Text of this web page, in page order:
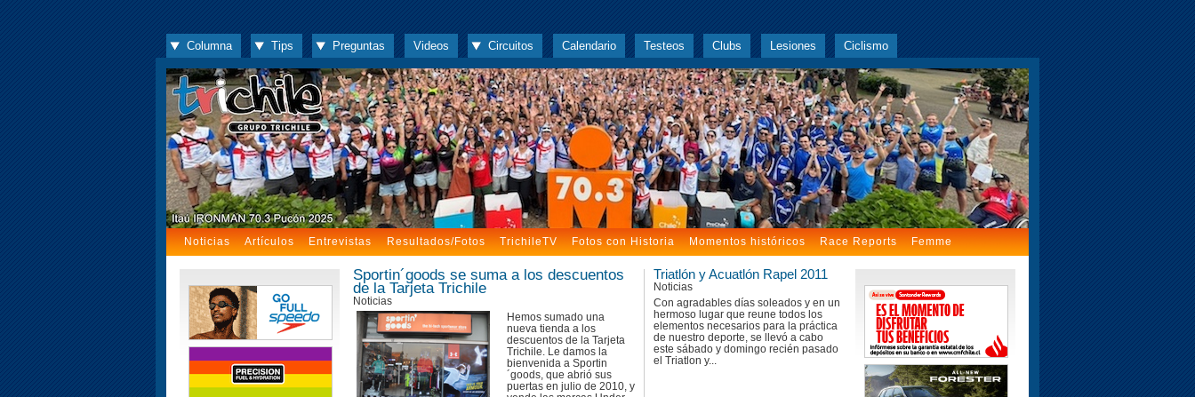
Columna Tips Preguntas Videos Circuitos Calendario Testeos Clubs Lesiones Ciclismo
Noticias Artículos Entrevistas Resultados/Fotos TrichileTV Fotos con Historia Momentos históricos Race Reports Femme
Triatlón y Acuatlón Rapel 2011
Noticias
Con agradables días soleados y en un
hermoso lugar que reune todos los
elementos necesarios para la práctica
de nuestro deporte, se llevó a cabo
este sábado y domingo recién pasado
el Triatlon y...
Sportin´goods se suma a los descuentos
de la Tarjeta Trichile
Noticias
Hemos sumado una
nueva tienda a los
descuentos de la Tarjeta
Trichile. Le damos la
bienvenida a Sportin
´goods, que abrió sus
puertas en julio de 2010, y